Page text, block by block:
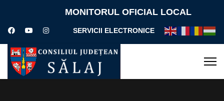
MONITORUL OFICIAL LOCAL
SERVICII ELECTRONICE